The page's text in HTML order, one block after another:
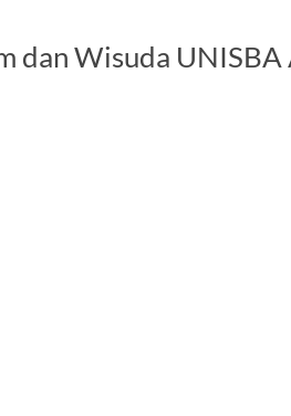
dan Wisuda